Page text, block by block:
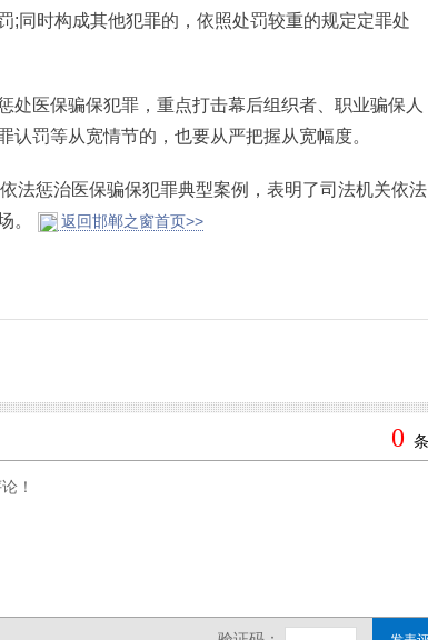
;同时构成其他犯罪的，依照处罚较重的规定定罪处
医保骗保犯罪，重点打击幕后组织者、职业骗保人
认罚等从宽情节的，也要从严把握从宽幅度。
惩治医保骗保犯罪典型案例，表明了司法机关依法
。
返回邯郸之窗首页>>